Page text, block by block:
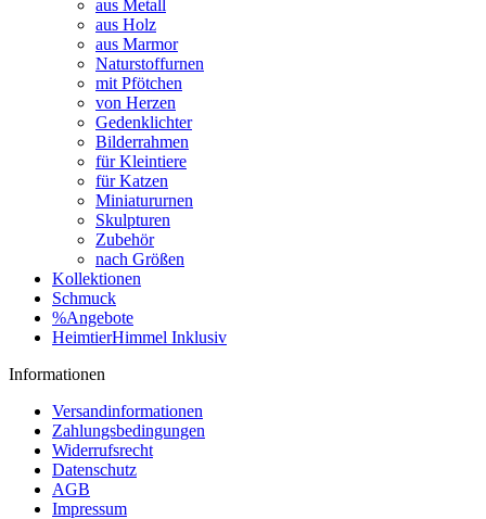
aus Metall
aus Holz
aus Marmor
Naturstoffurnen
mit Pfötchen
von Herzen
Gedenklichter
Bilderrahmen
für Kleintiere
für Katzen
Miniatururnen
Skulpturen
Zubehör
nach Größen
Kollektionen
Schmuck
%Angebote
HeimtierHimmel Inklusiv
Informationen
Versandinformationen
Zahlungsbedingungen
Widerrufsrecht
Datenschutz
AGB
Impressum